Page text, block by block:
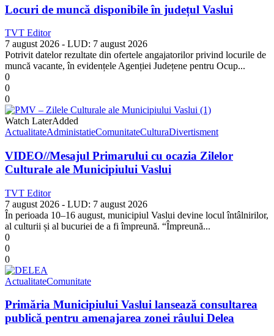
Locuri de muncă disponibile în județul Vaslui
TVT Editor
7 august 2026 - LUD: 7 august 2026
Potrivit datelor rezultate din ofertele angajatorilor privind locurile de
muncă vacante, în evidențele Agenției Județene pentru Ocup...
0
0
0
Watch LaterAdded
ActualitateAdministatieComunitateCulturaDivertisment
VIDEO//Mesajul Primarului cu ocazia Zilelor
Culturale ale Municipiului Vaslui
TVT Editor
7 august 2026 - LUD: 7 august 2026
În perioada 10–16 august, municipiul Vaslui devine locul întâlnirilor,
al culturii și al bucuriei de a fi împreună. “Împreună...
0
0
0
ActualitateComunitate
Primăria Municipiului Vaslui lansează consultarea
publică pentru amenajarea zonei râului Delea